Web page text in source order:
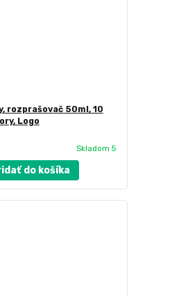
rozprašovač 50ml, 10
Logo
Skladom 5
do košíka